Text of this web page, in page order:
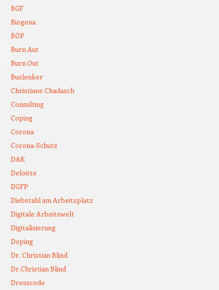
BGF
Biogena
BÖP
Burn Aut
Burn Out
Buslenker
Christiane Chadasch
Consulting
Coping
Corona
Corona-Schutz
DAK
Deloitte
DGFP
Diebstahl am Arbeitsplatz
Digitale Arbeitswelt
Digitalisierung
Doping
Dr. Christian Blind
Dr.Christian Blind
Dresscode